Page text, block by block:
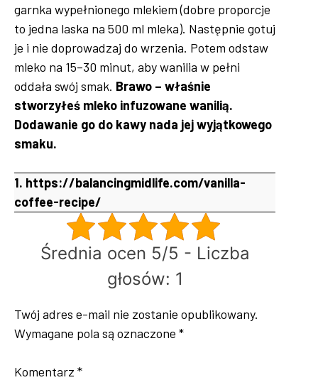
garnka wypełnionego mlekiem (dobre proporcje
to jedna laska na 500 ml mleka). Następnie gotuj
je i nie doprowadzaj do wrzenia. Potem odstaw
mleko na 15–30 minut, aby wanilia w pełni
oddała swój smak. Brawo – właśnie
stworzyłeś mleko infuzowane wanilią.
Dodawanie go do kawy nada jej wyjątkowego
smaku.
1. https://balancingmidlife.com/vanilla-
coffee-recipe/
Średnia ocen 5/5 - Liczba
głosów: 1
Twój adres e-mail nie zostanie opublikowany.
Wymagane pola są oznaczone *
Komentarz *